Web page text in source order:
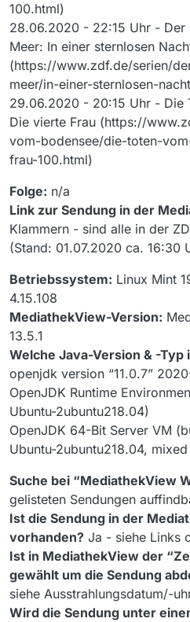
100.html)
28.06.2020 - 22:15 Uhr - Der
Meer: In einer sternlosen
(https://www.zdf.de/serien/
meer/in-einer-sternlosen-
29.06.2020 - 20:15 Uhr - Die
Die vierte Frau (https://
vom-bodensee/die-toten-
frau-100.html)
Folge: n/a
Link zur Sendung in der
Klammern - sind alle in der
(Stand: 01.07.2020 ca. 16:30
Betriebssystem: Linux Mint
4.15.108
MediathekView-Version:
13.5.1
Welche Java-Version & -Typ
openjdk version “11.0.7”
OpenJDK Runtime
Ubuntu-2ubuntu218.04)
OpenJDK 64-Bit Server VM
Ubuntu-2ubuntu218.04,
Suche bei “MediathekView
gelisteten Sendungen
Ist die Sendung in der
vorhanden? Ja - siehe Links
Ist in MediathekView der
gewählt um die Sendung
siehe Ausstrahlungsdatum/-
Wird die Sendung unter